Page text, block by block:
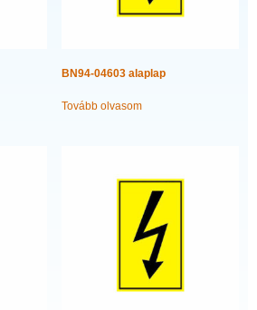
BN94-04603 alaplap
Tovább olvasom